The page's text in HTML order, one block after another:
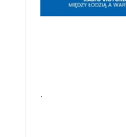
.